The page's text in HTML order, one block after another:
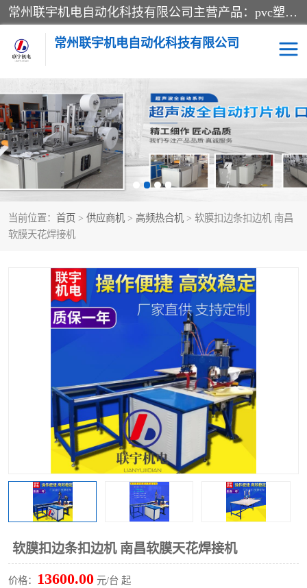
常州联宇机电自动化科技有限公司主营产品：pvc塑料焊机、高频热合机、软膜天花压边机、服装布料凹凸压花机、布料3d压印设备、服装植胶设备、超声波布料花边机、无纺布热合机、全自动压花机。
常州联宇机电自动化科技有限公司
当前位置： 首页 > 供应商机 > 高频热合机 > 软膜扣边条扣边机 南昌
软膜天花焊接机
软膜扣边条扣边机 南昌软膜天花焊接机
价格： 13600.00 元/台 起
压花定型机以及压花模具 超声波热合机
高频热合机 超声波花边机
超声波复合压花机 凹凸压花机压标机
3040凹凸压花机 双头服装凹凸压花机
高频压花压标机 自动超声波打片成型机
泡壳包装封口机 海绵产品成型机